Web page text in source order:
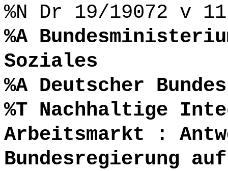
%N Dr 19/19072 v
%A
Soziales
%A Deutscher
%T Nachhaltige
Arbeitsmarkt :
Bundesregierung